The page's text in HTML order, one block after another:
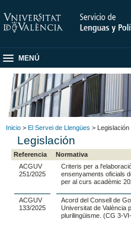
MENÚ
Inicio > El Servei de Llengües > Legislación
Legislación
Referencia Normativa
ACGUV
251/2025
Criteris per a
ensenyaments oficials
per al curs acadèmic
ACGUV
133/2025
Acord del Consell de
Universitat de València
plurilingüisme. (CG 3-